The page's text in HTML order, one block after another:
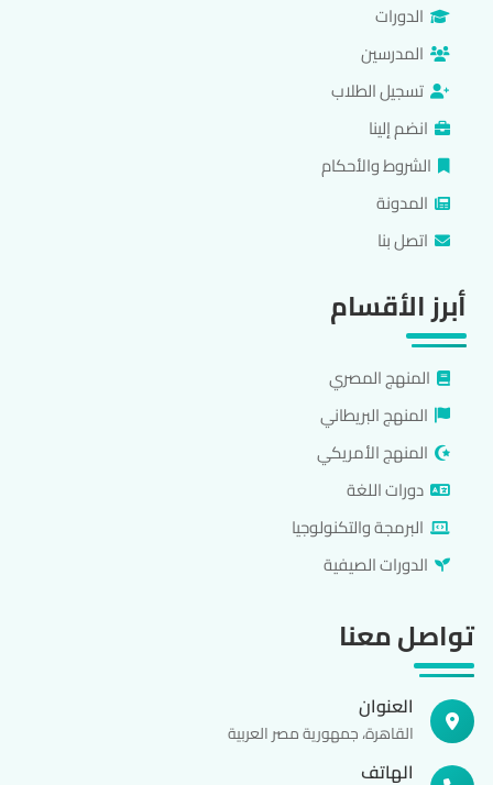
الدورات
المدرسين
تسجيل الطلاب
انضم إلينا
الشروط والأحكام
المدونة
اتصل بنا
أبرز الأقسام
المنهج المصري
المنهج البريطاني
المنهج الأمريكي
دورات اللغة
البرمجة والتكنولوجيا
الدورات الصيفية
تواصل معنا
العنوان
القاهرة، جمهورية مصر العربية
الهاتف